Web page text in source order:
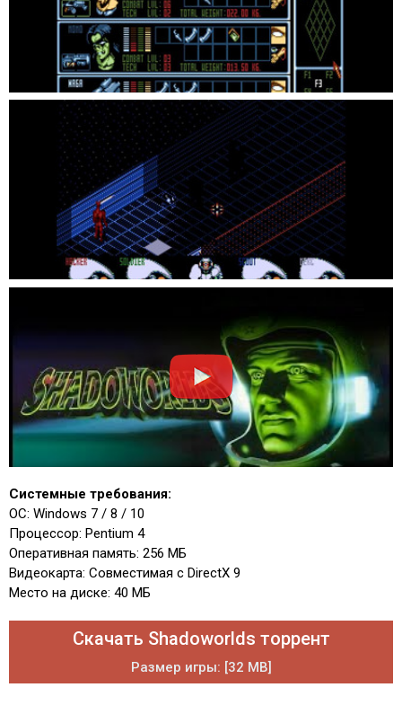
Системные требования:
ОС: Windows 7 / 8 / 10
Процессор: Pentium 4
Оперативная память: 256 МБ
Видеокарта: Совместимая с DirectX 9
Место на диске: 40 МБ
Скачать Shadoworlds торрент
Размер игры: [32 MB]